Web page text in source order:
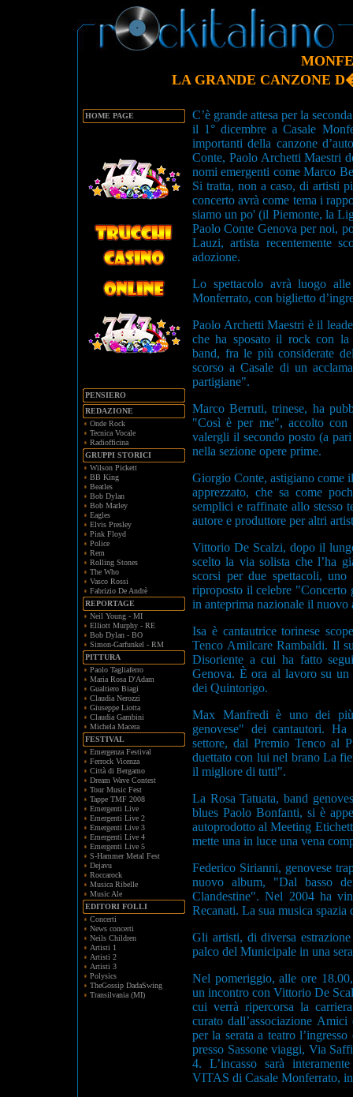
LA GRANDE CANZONE
HOME PAGE
PENSIERO
REDAZIONE
Onde Rock
Tecnica Vocale
Radiofficina
GRUPPI STORICI
Wilson Pickett
BB King
Beatles
Bob Dylan
Bob Marley
Eagles
Elvis Presley
Pink Floyd
Police
Rem
Rolling Stones
The Who
Vasco Rossi
Fabrizio De Andrè
REPORTAGE
Neil Young - MI
Elliott Murphy - RE
Bob Dylan - BO
Simon-Garfunkel - RM
PITTURA
Paolo Tagliaferro
Maria Rosa D'Adam
Gualtiero Biagi
Claudia Nerozzi
Giuseppe Liotta
Claudia Gambini
Michela Macera
FESTIVAL
Emergenza Festival
Ferrock Vicenza
Città di Bergamo
Dream Wave Contest
Tour Music Fest
Tappe TMF 2008
Emergenti Live
Emergenti Live 2
Emergenti Live 3
Emergenti Live 4
Emergenti Live 5
S-Hammer Metal Fest
Dejavu
Roccarock
Musica Ribelle
Music Ale
EDITORI FOLLI
Concerti
News concerti
Neils Children
Artisti 1
Artisti 2
Artisti 3
Polysics
TheGossip DadaSwing
Transilvania (MI)
C’è grande attesa per la
il 1° dicembre a Casale
importanti della canzone
Conte, Paolo Archetti Maestri
nomi emergenti come Marco
Si tratta, non a caso, di artisti
concerto avrà come tema i
siamo un po' (il Piemonte, la
Paolo Conte Genova per noi,
Lauzi, artista recentemente
adozione.
Lo spettacolo avrà luogo
Monferrato, con biglietto
Paolo Archetti Maestri è il
che ha sposato il rock con la
band, fra le più considerate
scorso a Casale di un
partigiane".
Marco Berruti, trinese, ha
"Così è per me", accolto con
valergli il secondo posto (a
nella sezione opere prime.
Giorgio Conte, astigiano come
apprezzato, che sa come
semplici e raffinate allo stesso
autore e produttore per altri
Vittorio De Scalzi, dopo il
scelto la via solista che l’ha
scorsi per due spettacoli,
riproposto il celebre "Concerto
in anteprima nazionale il
Isa è cantautrice torinese
Tenco Amilcare Rambaldi. Il
Disoriente a cui ha fatto
Genova. È ora al lavoro su
dei Quintorigo.
Max Manfredi è uno dei più
genovese" dei cantautori.
settore, dal Premio Tenco al
duettato con lui nel brano La
il migliore di tutti".
La Rosa Tatuata, band
blues Paolo Bonfanti, si è
autoprodotto al Meeting
mette una in luce una vena
Federico Sirianni, genovese
nuovo album, "Dal basso
Clandestine". Nel 2004 ha
Recanati. La sua musica
Gli artisti, di diversa
palco del Municipale in una
Nel pomeriggio, alle ore
un incontro con Vittorio De
cui verrà ripercorsa la
curato dall’associazione
per la serata a teatro
presso Sassone viaggi, Via
4. L’incasso sarà
VITAS di Casale Monferrato,